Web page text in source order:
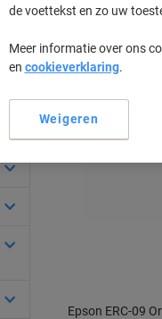
Sorteer op:
Epson ERC-09
de voettekst en zo uw
Meer informatie over ons
en cookieverklaring.
Weigeren